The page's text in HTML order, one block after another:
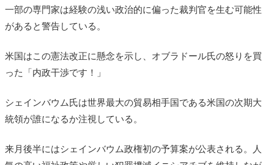
一部の専門家は経験の浅い政治的に偏った裁判官を生む可能性
があると警告している。
米国はこの憲法改正に懸念を示し、オブラドール氏の怒りを買
った「内政干渉です！」
シェインバウム氏は世界最大の貿易相手国である米国の次期大
統領が誰になるか注視している。
来月後半にはシェインバウム政権初の予算案が公表される。人